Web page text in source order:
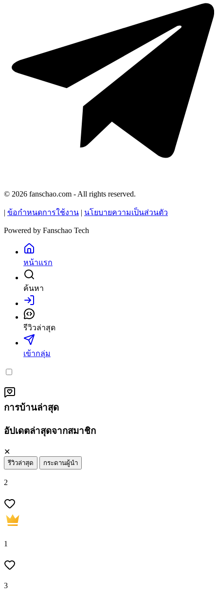
© 2026 fanschao.com - All rights reserved.
ข้อกำหนดการใช้งาน นโยบายความเป็นส่วนตัว
Powered by Fanschao Tech
หน้าแรก
ค้นหา
เข้าสู่ระบบ
รีวิวล่าสุด
เข้ากลุ่ม
การบ้านล่าสุด
อัปเดตล่าสุดจากสมาชิก
✕
รีวิวล่าสุด กระดานผู้นำ
2
1
3